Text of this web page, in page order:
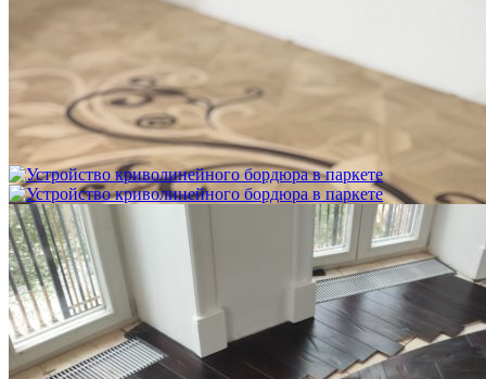
Межслойная шлифовка паркета
1 200 ₽